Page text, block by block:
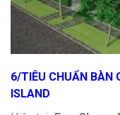
6/TIÊU CHUẨN BÀN
ISLAND